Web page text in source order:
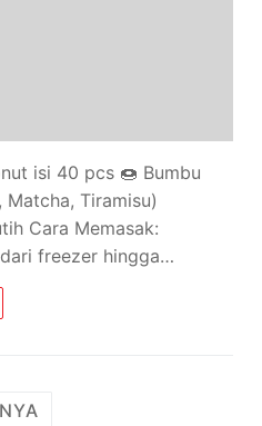
isi 40 pcs 🍩 Bumbu
Tiramisu)
Cara Memasak:
freezer hingga…